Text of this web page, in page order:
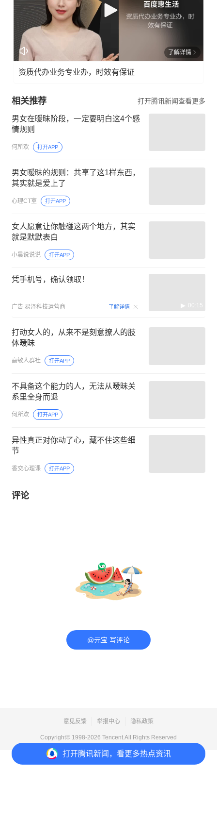
打开腾讯新闻，看更多热点资讯
了解详情
资质代办业务专业办，时效有保证
相关推荐 打开腾讯新闻查看更多
男女在暧昧阶段，一定要明白这4个感
情规则
何所欢 打开APP
男女暧昧的规则：共享了这1样东西，
其实就是爱上了
心理CT室 打开APP
女人愿意让你触碰这两个地方，其实
就是默默表白
小晨说说说 打开APP
凭手机号，确认领取！
广告 易泽科技运营商 了解详情 00:15
打动女人的，从来不是刻意撩人的肢
体暧昧
高敏人群社 打开APP
不具备这个能力的人，无法从暧昧关
系里全身而退
何所欢 打开APP
异性真正对你动了心，藏不住这些细
节
香交心理课 打开APP
评论
@元宝 写评论
意见反馈 举报中心 隐私政策
Copyright© 1998-2026 Tencent.All Rights Reserved